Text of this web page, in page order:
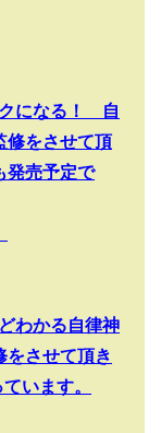
になる！ 自
修をさせて頂
発売予定で
わかる自律神
をさせて頂き
います。